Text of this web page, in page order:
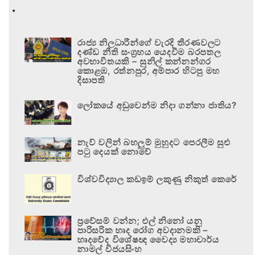
.
රාජ්‍ය නිලධාරීන්ගේ වැරදි තීරණවලට
දණ්ඩ නීති සංග්‍රහය යෙදවීම බරපතල
අවභාවිතයකි – සුනිල් කන්නන්ගර
කොළඹ, රත්නපුර, අම්පාර හිටපු මහ
දිසාපති
ලෝකයේ අඩුවෙන්ම නිදා ගන්නා ජාතිය?
නැව් වලින් බහලුම් මුහුදට පෙරලීම සුළු
පටු දෙයක් නොවේ
විශ්වවිද්‍යාල කඩඉම් ලකුණු නිකුත් කෙරේ
ප්‍රවේසම් වන්න; එල් නිනෝ යනු
පාරිසරික හෘද රෝග අවදානමකි –
හෘදවේද විශේෂඥ වෛද්‍ය මහාචාර්ය
නාමල් විජයසිංහ